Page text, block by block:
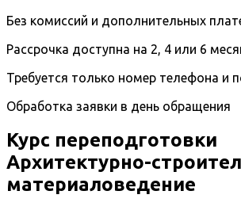
Без комиссий и дополнительных
Рассрочка доступна на 2, 4 или 6
Требуется только номер телефона и
Обработка заявки в день обращения
Курс переподготовки
Архитектурно-
материаловедение